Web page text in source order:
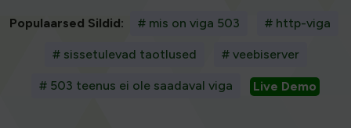
Populaarsed Sildid: # mis on viga 503 # http-viga
# sissetulevad taotlused # veebiserver
# 503 teenus ei ole saadaval viga Live Demo